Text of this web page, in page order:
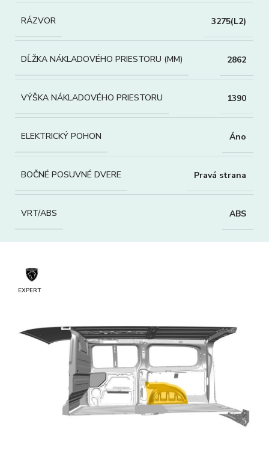
RÁZVOR 3275(L2)
DĹŽKA NÁKLADOVÉHO PRIESTORU (MM) 2862
VÝŠKA NÁKLADOVÉHO PRIESTORU 1390
ELEKTRICKÝ POHON Áno
BOČNÉ POSUVNÉ DVERE Pravá strana
VRT/ABS ABS
EXPERT